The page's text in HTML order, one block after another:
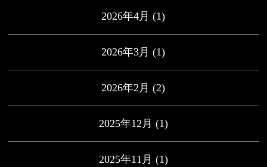
2026年4月 (1)
2026年3月 (1)
2026年2月 (2)
2025年12月 (1)
2025年11月 (1)